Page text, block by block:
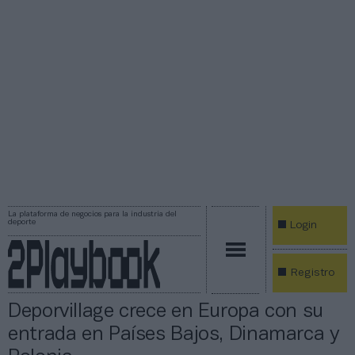
La plataforma de negocios para la industria del
deporte
Login
Registro
Deporvillage crece en Europa con su
entrada en Países Bajos, Dinamarca y